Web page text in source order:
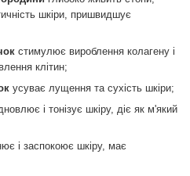
шкіри, пришвидшує
стимулює вироблення колагену і
клітин;
усуває лущення та сухість шкіри;
і тонізує шкіру, діє як м'який
і заспокоює шкіру, має